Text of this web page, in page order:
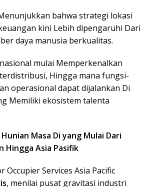
bahwa strategi lokasi
kini Lebih dipengaruhi Dari
daya manusia berkualitas.
mulai Memperkenalkan
Hingga mana fungsi-
operasional dapat dijalankan Di
Memiliki ekosistem talenta
Masa Di yang Mulai Dari
Hingga Asia Pasifik
Occupier Services Asia Pacific
, menilai pusat gravitasi industri